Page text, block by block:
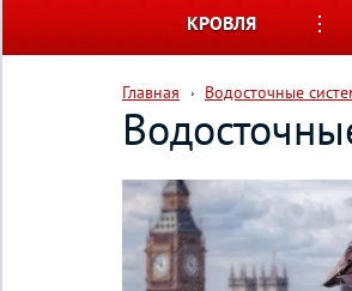
КРОВЛЯ
Главная Водосточные